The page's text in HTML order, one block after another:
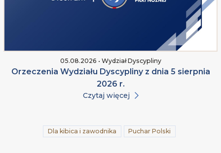
05.08.2026 • Wydział Dyscypliny
Orzeczenia Wydziału Dyscypliny z dnia 5 sierpnia
2026 r.
Czytaj więcej
Dla kibica i zawodnika Puchar Polski